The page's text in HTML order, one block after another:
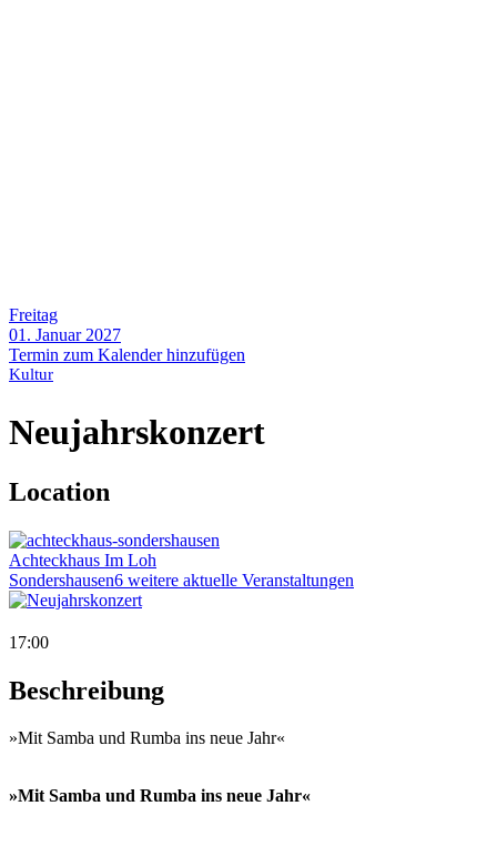
Freitag
01. Januar 2027
Termin zum Kalender hinzufügen
Kultur
Neujahrskonzert
Location
Achteckhaus Im Loh
Sondershausen6 weitere aktuelle Veranstaltungen
17:00
Beschreibung
»Mit Samba und Rumba ins neue Jahr«
»Mit Samba und Rumba ins neue Jahr«